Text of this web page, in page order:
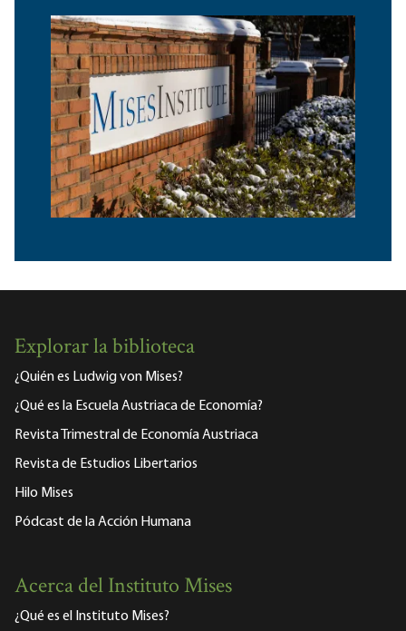
Explorar la biblioteca
¿Quién es Ludwig von Mises?
¿Qué es la Escuela Austriaca de Economía?
Revista Trimestral de Economía Austriaca
Revista de Estudios Libertarios
Hilo Mises
Pódcast de la Acción Humana
Acerca del Instituto Mises
¿Qué es el Instituto Mises?